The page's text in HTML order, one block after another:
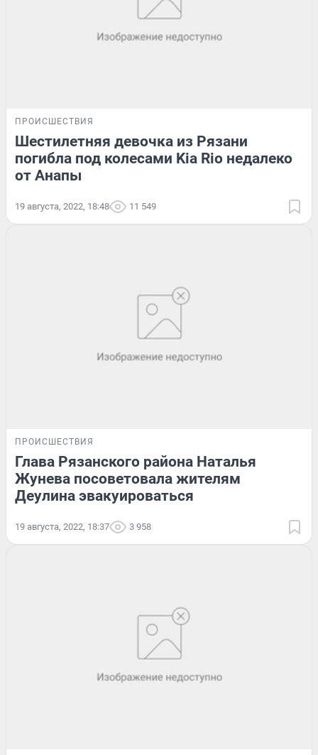
ПРОИСШЕСТВИЯ
Шестилетняя девочка из Рязани
погибла под колесами Kia Rio недалеко
от Анапы
19 августа, 2022, 18:48 11 549
ПРОИСШЕСТВИЯ
Глава Рязанского района Наталья
Жунева посоветовала жителям
Деулина эвакуироваться
19 августа, 2022, 18:37 3 958